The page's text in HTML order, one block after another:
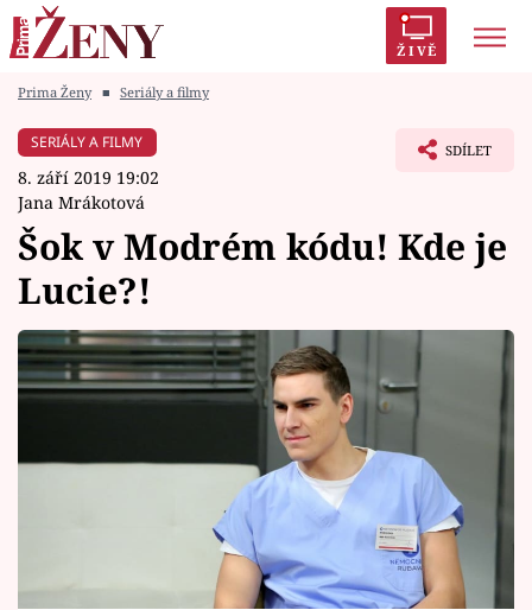
ŽIVĚ
Módní alarm
Témata
Celebrity
Sledujte prima+
Prima Ženy ■ Seriály a filmy
SERIÁLY A FILMY
8. září 2019 19:02
Jana Mrákotová
SDÍLET
Šok v Modrém kódu! Kde je
Lucie?!